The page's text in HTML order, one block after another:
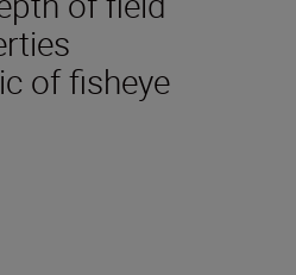
of fisheye